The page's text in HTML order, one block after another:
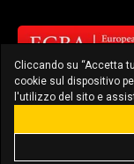
bonus
Cliccando su “Accetta
cookie sul dispositivo
l'utilizzo del sito e